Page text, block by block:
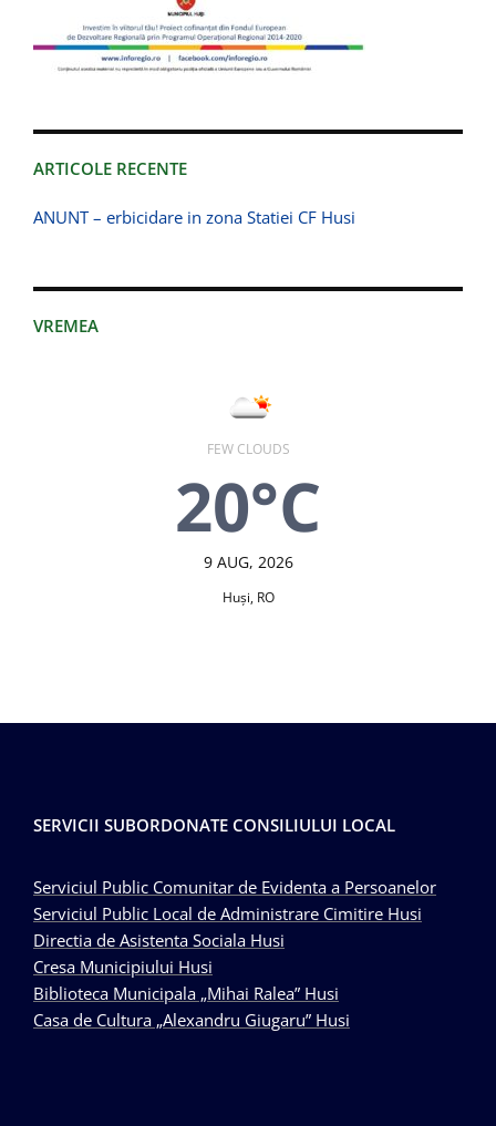
ARTICOLE RECENTE
ANUNT – erbicidare in zona Statiei CF Husi
VREMEA
FEW CLOUDS
20°C
9 AUG, 2026
Huşi, RO
SERVICII SUBORDONATE CONSILIULUI LOCAL
Serviciul Public Comunitar de Evidenta a Persoanelor
Serviciul Public Local de Administrare Cimitire Husi
Directia de Asistenta Sociala Husi
Cresa Municipiului Husi
Biblioteca Municipala „Mihai Ralea” Husi
Casa de Cultura „Alexandru Giugaru” Husi